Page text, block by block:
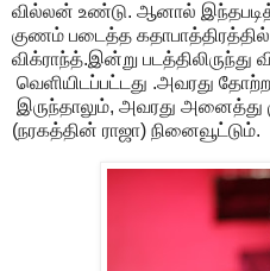
வில்லன் உண்டு. ஆனால்
குணம் படைத்த கதாபாத்திரத்தில்
விக்ராந்த்.இன்று படத்திலிருந்து
வெளியிடப்பட்டது .அவரது
இருந்தாலும், அவரது அனைத்து
(நரகத்தின் ராஜா) நினைவூட்டும்.